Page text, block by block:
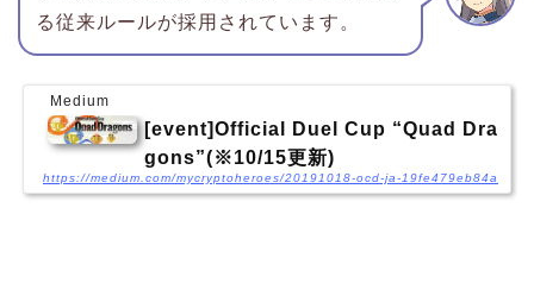
る従来ルールが採用されています。
Medium
[event]Official Duel Cup “Quad Dra
gons”(※10/15更新)
https://medium.com/mycryptoheroes/20191018-ocd-ja-19fe479eb84a